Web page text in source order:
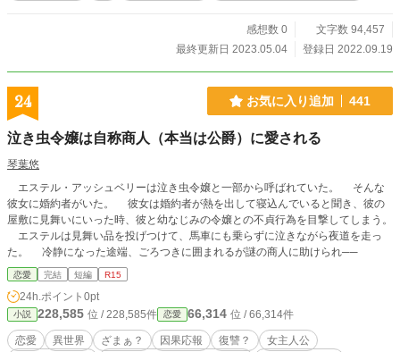
感想数 0
文字数 94,457
最終更新日 2023.05.04
登録日 2022.09.19
24 お気に入り追加 441
泣き虫令嬢は自称商人（本当は公爵）に愛される
琴葉悠
エステル・アッシュベリーは泣き虫令嬢と一部から呼ばれていた。 そんな
彼女に婚約者がいた。 彼女は婚約者が熱を出して寝込んでいると聞き、彼の
屋敷に見舞いにいった時、彼と幼なじみの令嬢との不貞行為を目撃してしまう。
エステルは見舞い品を投げつけて、馬車にも乗らずに泣きながら夜道を走っ
た。 冷静になった途端、ごろつきに囲まれるが謎の商人に助けられ──
恋愛 完結 短編 R15
24h.ポイント 0pt
小説 228,585 位 / 228,585件 恋愛 66,314 位 / 66,314件
恋愛 異世界 ざまぁ？ 因果応報 復讐？
女主人公